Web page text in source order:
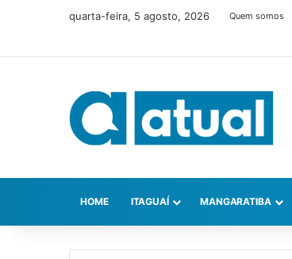
quarta-feira, 5 agosto, 2026 Quem somos
HOME ITAGUAÍ MANGARATIBA